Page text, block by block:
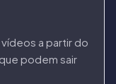
a partir do
podem sair